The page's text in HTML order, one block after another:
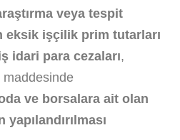
veya tespit
eksik işçilik prim tutarları
idari para cezaları,
ve borsalara ait olan